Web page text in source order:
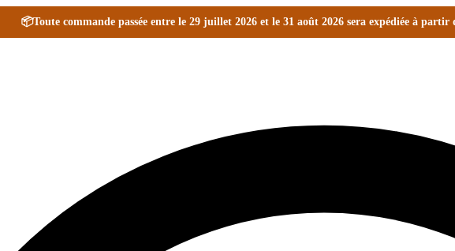
📦Toute commande passée entre le 29 juillet 2026 et le 31 août 2026 sera expédiée à partir